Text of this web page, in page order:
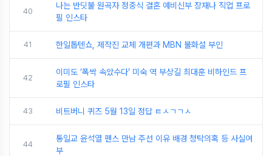
40
나는 반딧불 원곡자 정중식 결혼 예비신부 장재나 직업 프로
필 인스타
41 한일톱텐쇼, 제작진 교체 개편과 MBN 불화설 부인
42
이미도 ‘폭싹 속았수다’ 미숙 역 부상길 최대훈 비하인드 프
로필 인스타
43 비트버니 퀴즈 5월 13일 정답 ㅌㅅㄱㄱㅅ
44
통일교 윤석열 펜스 만남 주선 이유 배경 청탁의혹 등 사실여
부